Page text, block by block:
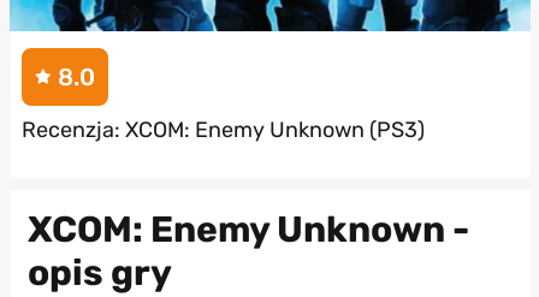
8.0
Recenzja: XCOM: Enemy Unknown (PS3)
XCOM: Enemy Unknown -
opis gry